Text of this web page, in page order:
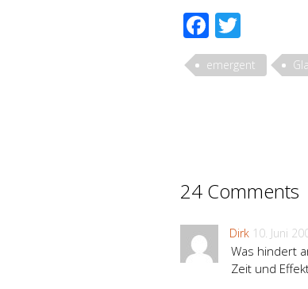
Facebook
emergent
24 Comments
Dirk 10. Juni
Was hindert
Zeit und